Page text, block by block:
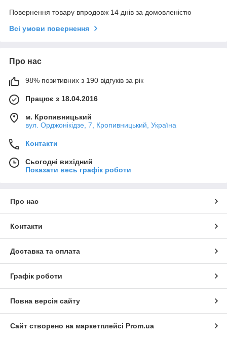
Повернення товару впродовж 14 днів за домовленістю
Всі умови повернення
Про нас
98% позитивних з 190 відгуків за рік
Працює з 18.04.2016
м. Кропивницький
вул. Орджонікідзе, 7, Кропивницький, Україна
Контакти
Сьогодні вихідний
Показати весь графік роботи
Про нас
Контакти
Доставка та оплата
Графік роботи
Повна версія сайту
Сайт створено на маркетплейсі Prom.ua